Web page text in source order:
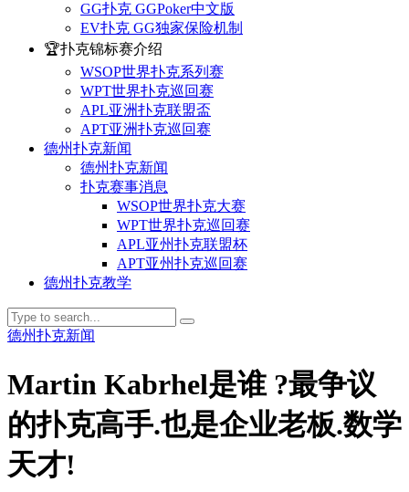
GG扑克 GGPoker中文版
EV扑克 GG独家保险机制
🏆扑克锦标赛介绍
WSOP世界扑克系列赛
WPT世界扑克巡回赛
APL亚洲扑克联盟盃
APT亚洲扑克巡回赛
德州扑克新闻
德州扑克新闻
扑克赛事消息
WSOP世界扑克大赛
WPT世界扑克巡回赛
APL亚州扑克联盟杯
APT亚州扑克巡回赛
德州扑克教学
德州扑克新闻
Martin Kabrhel是谁 ?最争议
的扑克高手.也是企业老板.数学
天才!